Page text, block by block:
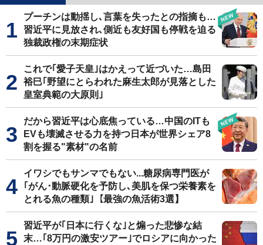
プーチンは動揺し､言葉を失ったとの指摘も…
習近平に見放され､側近も友好国も停戦を迫る
独裁政権の末期症状
これで｢愛子天皇｣はかえって近づいた…島田
裕巳｢野望にとらわれた麻生太郎が見落とした
皇室典範の大原則｣
だから習近平は心底焦っている…中国のITも
EVも壊滅させる力を持つ日本が世界シェア8
割を握る"素材"の名前
イワシでもサンマでもない...糖尿病専門医が
｢がん･動脈硬化を予防し､美肌を保つ栄養素を
とれる魚の種類｣【最強の魚活術3選】
習近平が｢日本に行くな｣と煽った悲惨な結
末…｢8万円の激安ツアー｣でロシアに向かった